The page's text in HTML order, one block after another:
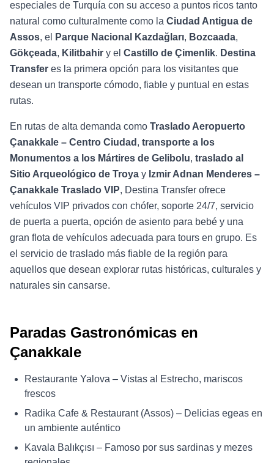
especiales de Turquía con su acceso a puntos ricos tanto
natural como culturalmente como la Ciudad Antigua de
Assos, el Parque Nacional Kazdağları, Bozcaada,
Gökçeada, Kilitbahir y el Castillo de Çimenlik. Destina
Transfer es la primera opción para los visitantes que
desean un transporte cómodo, fiable y puntual en estas
rutas.
En rutas de alta demanda como Traslado Aeropuerto
Çanakkale – Centro Ciudad , transporte a los
Monumentos a los Mártires de Gelibolu, traslado al
Sitio Arqueológico de Troya y Izmir Adnan Menderes –
Çanakkale Traslado VIP, Destina Transfer ofrece
vehículos VIP privados con chófer, soporte 24/7, servicio
de puerta a puerta, opción de asiento para bebé y una
gran flota de vehículos adecuada para tours en grupo. Es
el servicio de traslado más fiable de la región para
aquellos que desean explorar rutas históricas, culturales y
naturales sin cansarse.
Paradas Gastronómicas en
Çanakkale
Restaurante Yalova – Vistas al Estrecho, mariscos
frescos
Radika Cafe & Restaurant (Assos) – Delicias egeas en
un ambiente auténtico
Kavala Balıkçısı – Famoso por sus sardinas y mezes